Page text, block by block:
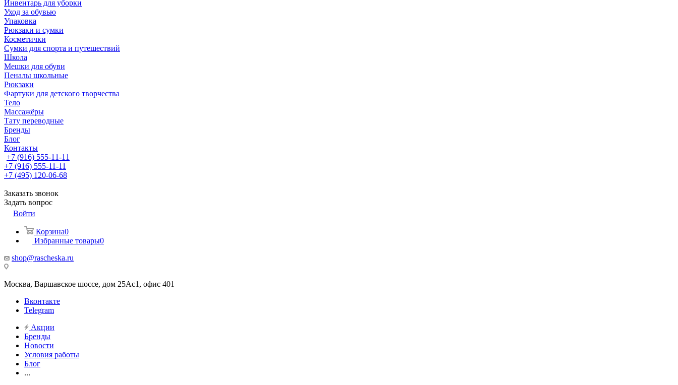
Инвентарь для уборки
Уход за обувью
Упаковка
Рюкзаки и сумки
Косметички
Сумки для спорта и путешествий
Школа
Мешки для обуви
Пеналы школьные
Рюкзаки
Фартуки для детского творчества
Тело
Массажёры
Тату переводные
Бренды
Блог
Контакты
+7 (916) 555-11-11
+7 (916) 555-11-11
+7 (495) 120-06-68
Заказать звонок
Задать вопрос
Войти
Корзина0
Избранные товары0
shop@rascheska.ru
Москва, Варшавское шоссе, дом 25Аc1, офис 401
Вконтакте
Telegram
Акции
Бренды
Новости
Условия работы
Блог
...